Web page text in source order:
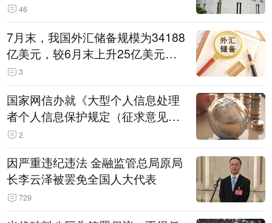
46
7月末，我国外汇储备规模为34188
亿美元，较6月末上升25亿美元，
升幅为0.07%
3
国家网信办就《大型个人信息处理
者个人信息保护规定（征求意见
稿）》公开征求意见
2
因严重违纪违法 金融监管总局原局
长李云泽被罢免全国人大代表
729